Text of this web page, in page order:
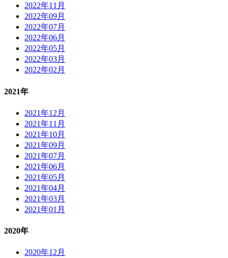
2022年11月
2022年09月
2022年07月
2022年06月
2022年05月
2022年03月
2022年02月
2021年
2021年12月
2021年11月
2021年10月
2021年09月
2021年07月
2021年06月
2021年05月
2021年04月
2021年03月
2021年01月
2020年
2020年12月